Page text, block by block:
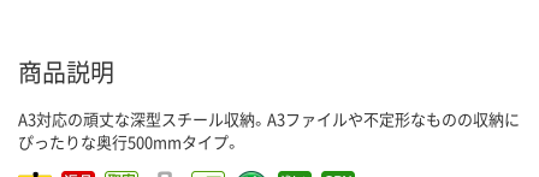
商品説明
A3対応の頑丈な深型スチール収納。A3ファイルや不定形なものの収納に
ぴったりな奥行500mmタイプ。